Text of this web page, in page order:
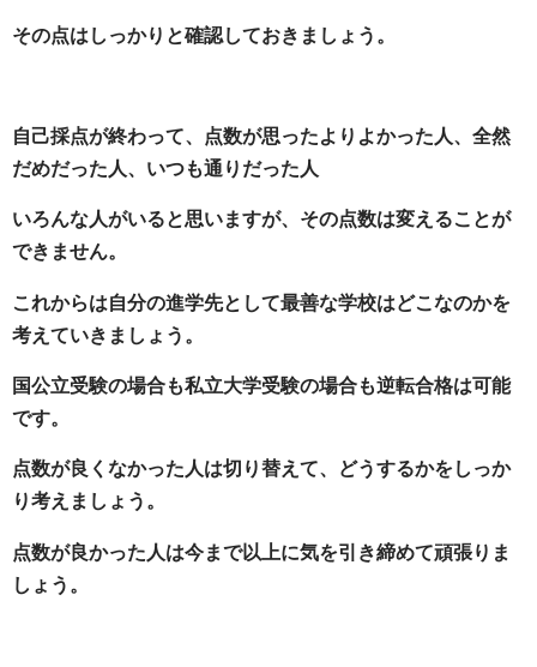
その点はしっかりと確認しておきましょう。
自己採点が終わって、点数が思ったよりよかった人、全然
だめだった人、いつも通りだった人
いろんな人がいると思いますが、その点数は変えることが
できません。
これからは自分の進学先として最善な学校はどこなのかを
考えていきましょう。
国公立受験の場合も私立大学受験の場合も逆転合格は可能
です。
点数が良くなかった人は切り替えて、どうするかをしっか
り考えましょう。
点数が良かった人は今まで以上に気を引き締めて頑張りま
しょう。